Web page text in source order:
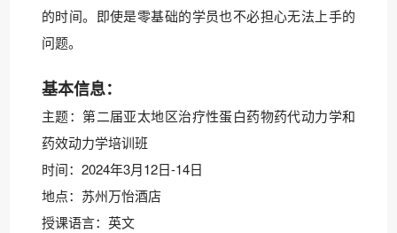
的时间。即使是零基础的学员也不必担心无法上手的
问题。
基本信息：
主题：第二届亚太地区治疗性蛋白药物药代动力学和
药效动力学培训班
时间：2024年3月12日-14日
地点：苏州万怡酒店
授课语言：英文